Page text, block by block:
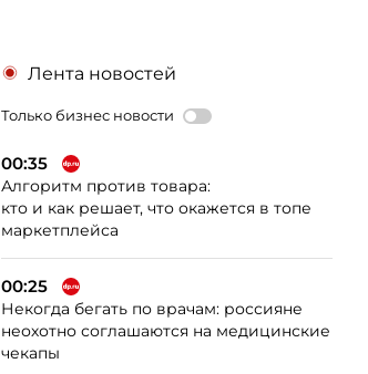
Лента новостей
Только бизнес новости
00:35
Алгоритм против товара:
кто и как решает, что окажется в топе
маркетплейса
00:25
Некогда бегать по врачам: россияне
неохотно соглашаются на медицинские
чекапы